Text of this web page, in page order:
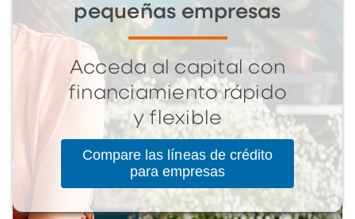
pequeñas empresas
Acceda al capital con
financiamiento rápido
y flexible
Compare las líneas de crédito
para empresas